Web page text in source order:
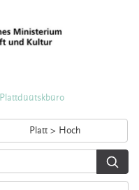
Platt > Hoch